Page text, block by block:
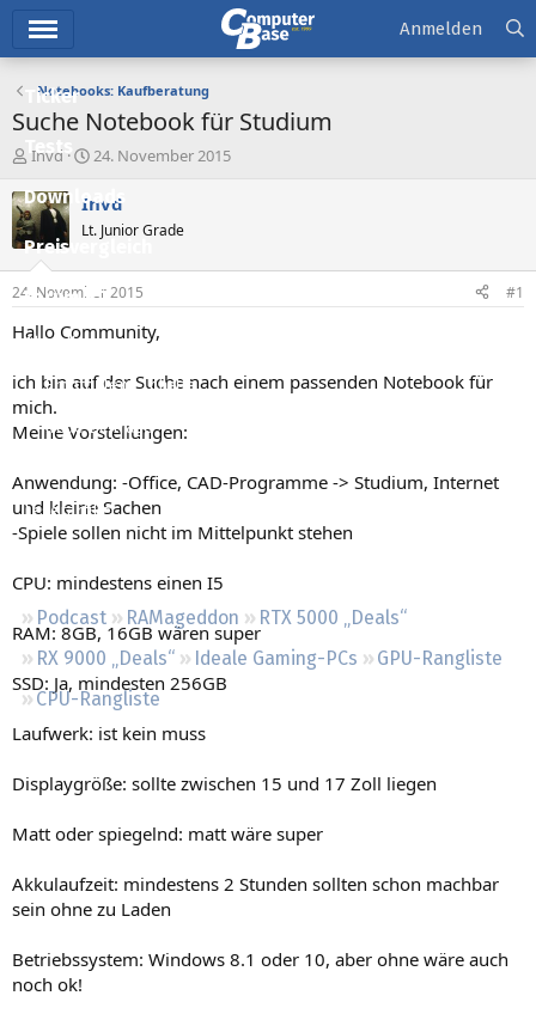
Ticker
Tests
Downloads
Preisvergleich
Forum
Aktuelles
Empfohlene Inhalte
Neue Beiträge
Leserartikel
Podcast RAMageddon
RTX 5000 „Deals“
RX 9000 „Deals“
Ideale Gaming-PCs
GPU-Rangliste
CPU-Rangliste
Anmelden
Notebooks: Kaufberatung
Suche Notebook für Studium
E
s
t
e
e
r
Invd
E
s
e
t
a
24. November 2015
Invd
Lt. Junior Grade
24. November 2015 #1
Hallo Community,
ich bin auf der Suche nach einem passenden Notebook für
mich.
Meine Vorstellungen:
Anwendung: -Office, CAD-Programme -> Studium, Internet
und kleine Sachen
-Spiele sollen nicht im Mittelpunkt stehen
CPU: mindestens einen I5
RAM: 8GB, 16GB wären super
SSD: Ja, mindesten 256GB
Laufwerk: ist kein muss
Displaygröße: sollte zwischen 15 und 17 Zoll liegen
Matt oder spiegelnd: matt wäre super
Akkulaufzeit: mindestens 2 Stunden sollten schon machbar
sein ohne zu Laden
Betriebssystem: Windows 8.1 oder 10, aber ohne wäre auch
noch ok!